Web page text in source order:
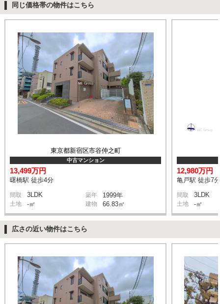
同じ価格帯の物件はこちら
東京都新宿区市谷仲之町
中古マンション
13,499万円
曙橋駅 徒歩4分
間取 3LDK 築年 1999年
土地 -㎡ 建物 66.83㎡
12,980万円
亀戸駅 徒歩7分
間取 3LDK
土地 -㎡
広さの近い物件はこちら